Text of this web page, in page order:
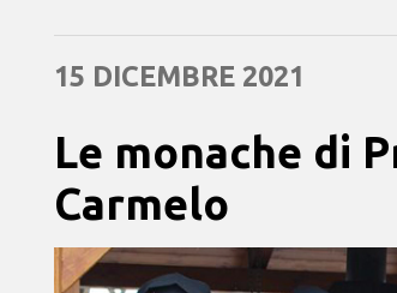
15 DICEMBRE 2021
Le monache di
Carmelo